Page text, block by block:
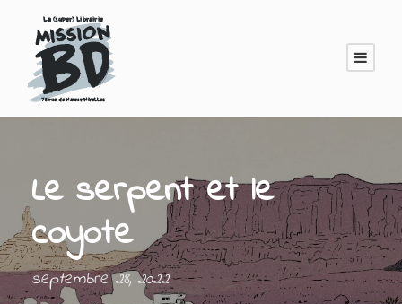
Le serpent et le
coyote
septembre 28, 2022